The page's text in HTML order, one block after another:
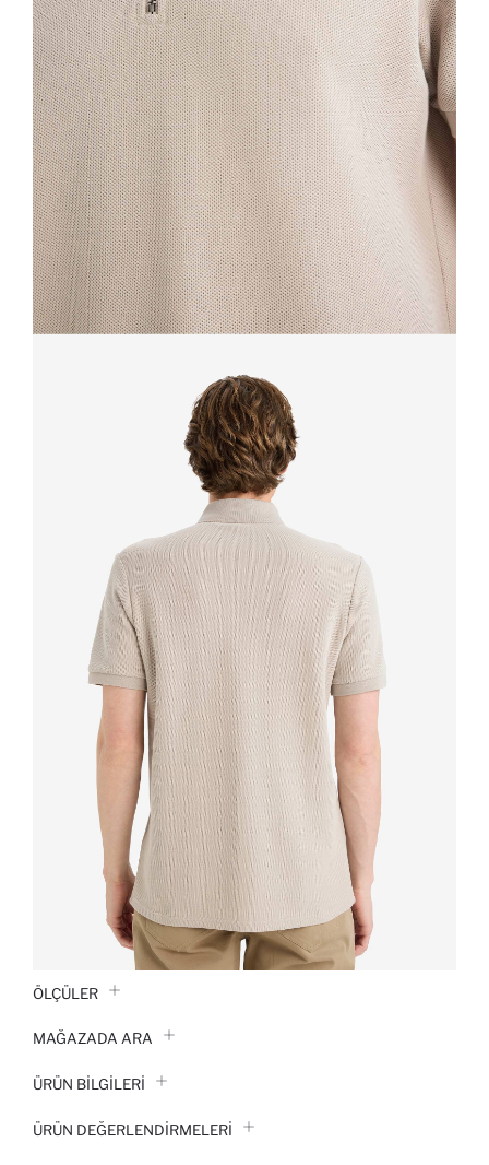
ÖLÇÜLER
MAĞAZADA ARA
ÜRÜN BILGILERI
ÜRÜN DEĞERLENDİRMELERİ